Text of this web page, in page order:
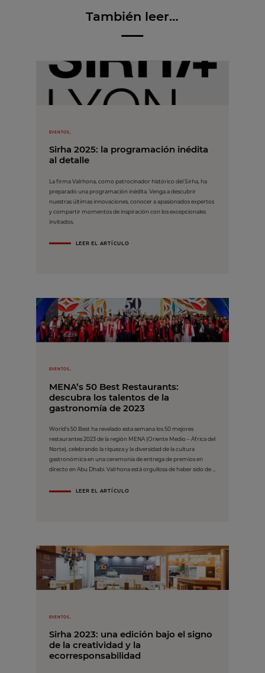
También leer…
EVENTOS,
Sirha 2025: la programación inédita
al detalle
La firma Valrhona, como patrocinador histórico del Sirha, ha
preparado una programación inédita. Venga a descubrir
nuestras últimas innovaciones, conocer a apasionados expertos
y compartir momentos de inspiración con los excepcionales
invitados.
LEER EL ARTÍCULO
EVENTOS,
MENA’s 50 Best Restaurants:
descubra los talentos de la
gastronomía de 2023
World’s 50 Best ha revelado esta semana los 50 mejores
restaurantes 2023 de la región MENA (Oriente Medio – África del
Norte), celebrando la riqueza y la diversidad de la cultura
gastronómica en una ceremonia de entrega de premios en
directo en Abu Dhabi. Valrhona está orgullosa de haber sido de ...
LEER EL ARTÍCULO
EVENTOS,
Sirha 2023: una edición bajo el signo
de la creatividad y la
ecorresponsabilidad